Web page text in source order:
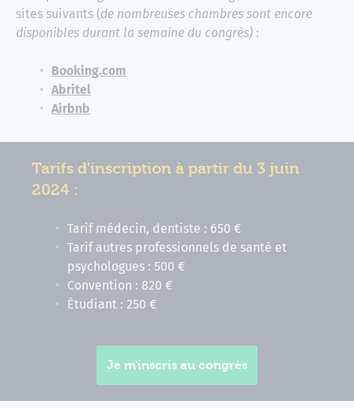
sites suivants (de nombreuses chambres sont encore
disponibles durant la semaine du congrès) :
Booking.com
Abritel
Airbnb
Tarifs d'inscription à partir du 3 juin
2024 :
Tarif médecin, dentiste : 650 €
Tarif autres professionnels de santé et
psychologues : 500 €
Convention : 820 €
Étudiant : 250 €
Je m'inscris au congrès